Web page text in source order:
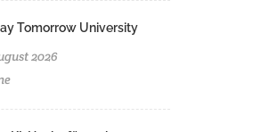
Tomorrow University
2026